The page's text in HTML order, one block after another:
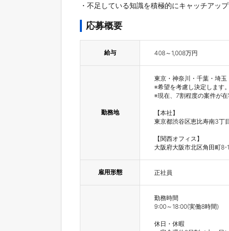
・不足している知識を積極的にキャッチアッ
応募概要
給与 408～1,008万円
勤務地
東京・神奈川・千葉・埼
※希望を考慮し決定します。
※現在、7割程度の案件が在
【本社】
東京都渋谷区恵比寿南3丁
【関西オフィス】
大阪府大阪市北区角田町8-
雇用形態 正社員
勤務時間
9:00～18:00(実働8時間)
休日・休暇